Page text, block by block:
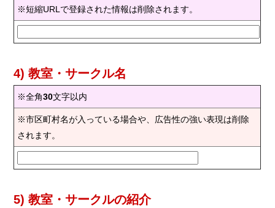
※短縮URLで登録された情報は削除されます。
4) 教室・サークル名
※全角30文字以内
※市区町村名が入っている場合や、広告性の強い表現は削除
されます。
5) 教室・サークルの紹介